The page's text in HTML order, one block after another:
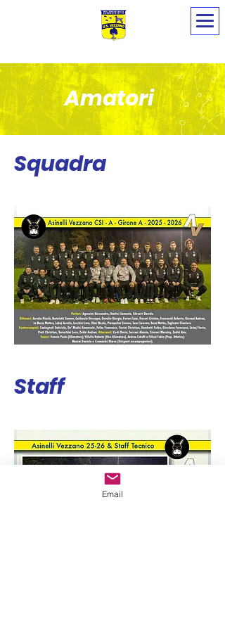
Amatori
Squadra
Staff
Email